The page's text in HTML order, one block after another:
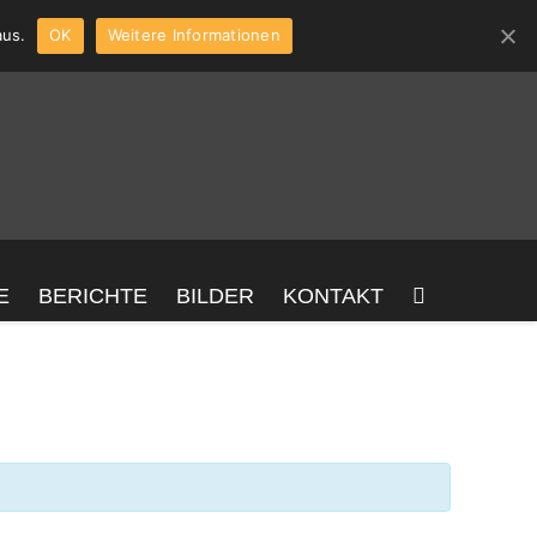
BERICHTE BILDER KONTAKT
OK Weitere Informationen